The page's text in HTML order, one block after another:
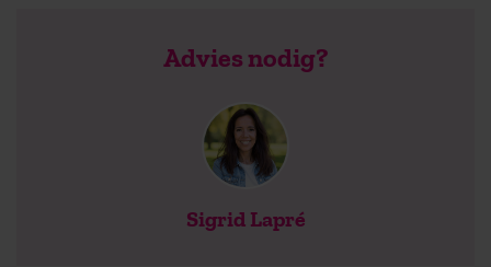
Advies nodig?
Sigrid Lapré